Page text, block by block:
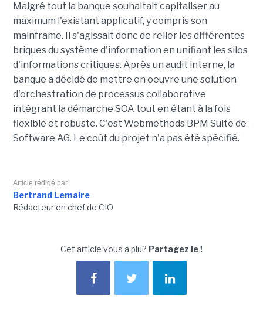
Malgré tout la banque souhaitait capitaliser au
maximum l'existant applicatif, y compris son
mainframe. Il s'agissait donc de relier les différentes
briques du système d'information en unifiant les silos
d'informations critiques. Après un audit interne, la
banque a décidé de mettre en oeuvre une solution
d'orchestration de processus collaborative
intégrant la démarche SOA tout en étant à la fois
flexible et robuste. C'est Webmethods BPM Suite de
Software AG. Le coût du projet n'a pas été spécifié.
Article rédigé par
Bertrand Lemaire
Rédacteur en chef de CIO
Cet article vous a plu? Partagez le !